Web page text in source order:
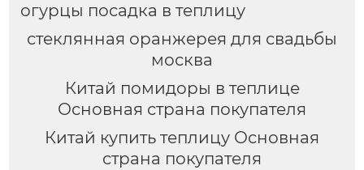
огурцы посадка в теплицу
стеклянная оранжерея для свадьбы
москва
Китай помидоры в теплице
Основная страна покупателя
Китай купить теплицу Основная
страна покупателя